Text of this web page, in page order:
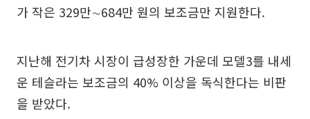
가 작은 329만∼684만 원의 보조금만 지원한다.
지난해 전기차 시장이 급성장한 가운데 모델3를 내세
운 테슬라는 보조금의 40% 이상을 독식한다는 비판
을 받았다.